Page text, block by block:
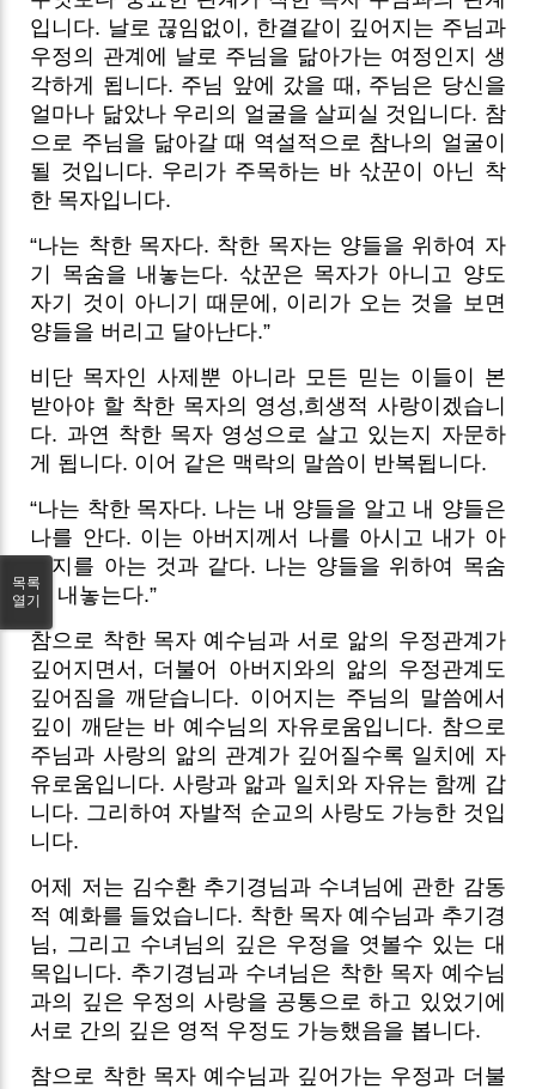
입니다. 날로 끊임없이, 한결같이 깊어지는 주님과
우정의 관계에 날로 주님을 닮아가는 여정인지 생
각하게 됩니다. 주님 앞에 갔을 때, 주님은 당신을
얼마나 닮았나 우리의 얼굴을 살피실 것입니다. 참
으로 주님을 닮아갈 때 역설적으로 참나의 얼굴이
될 것입니다. 우리가 주목하는 바 삯꾼이 아닌 착
한 목자입니다.
“나는 착한 목자다. 착한 목자는 양들을 위하여 자
기 목숨을 내놓는다. 삯꾼은 목자가 아니고 양도
자기 것이 아니기 때문에, 이리가 오는 것을 보면
양들을 버리고 달아난다.”
비단 목자인 사제뿐 아니라 모든 믿는 이들이 본
받아야 할 착한 목자의 영성,희생적 사랑이겠습니
다. 과연 착한 목자 영성으로 살고 있는지 자문하
게 됩니다. 이어 같은 맥락의 말씀이 반복됩니다.
“나는 착한 목자다. 나는 내 양들을 알고 내 양들은
나를 안다. 이는 아버지께서 나를 아시고 내가 아
버지를 아는 것과 같다. 나는 양들을 위하여 목숨
을 내놓는다.”
참으로 착한 목자 예수님과 서로 앎의 우정관계가
깊어지면서, 더불어 아버지와의 앎의 우정관계도
깊어짐을 깨닫습니다. 이어지는 주님의 말씀에서
깊이 깨닫는 바 예수님의 자유로움입니다. 참으로
주님과 사랑의 앎의 관계가 깊어질수록 일치에 자
유로움입니다. 사랑과 앎과 일치와 자유는 함께 갑
니다. 그리하여 자발적 순교의 사랑도 가능한 것입
니다.
어제 저는 김수환 추기경님과 수녀님에 관한 감동
적 예화를 들었습니다. 착한 목자 예수님과 추기경
님, 그리고 수녀님의 깊은 우정을 엿볼수 있는 대
목입니다. 추기경님과 수녀님은 착한 목자 예수님
과의 깊은 우정의 사랑을 공통으로 하고 있었기에
서로 간의 깊은 영적 우정도 가능했음을 봅니다.
참으로 착한 목자 예수님과 깊어가는 우정과 더불
목록
열기